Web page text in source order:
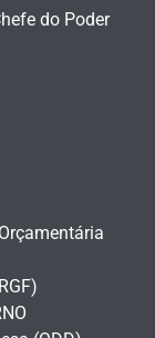
do Poder